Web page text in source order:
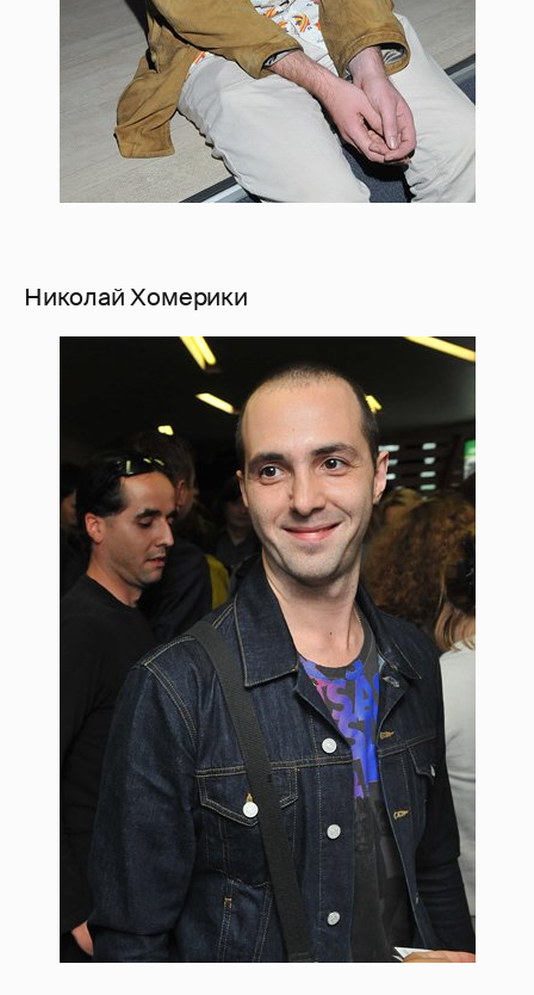
Николай Хомерики